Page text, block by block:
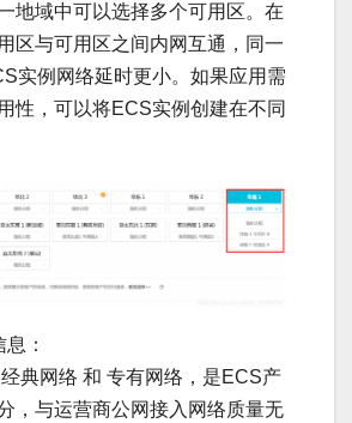
地域中可以选择多个可用区。在
区与可用区之间内网互通，同一
实例网络延时更小。如果应用需
性，可以将ECS实例创建在不同
：
典网络 和 专有网络，是ECS产
，与运营商公网接入网络质量无